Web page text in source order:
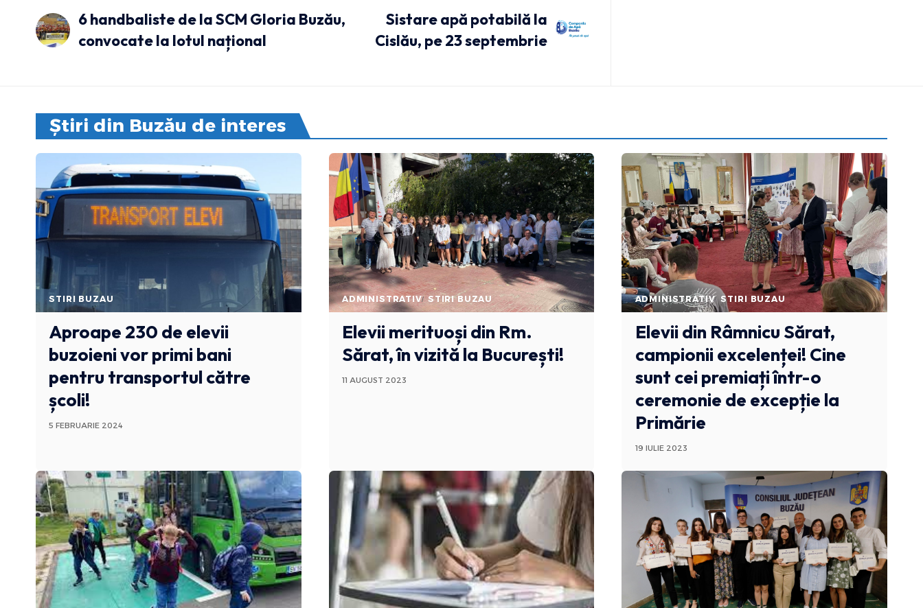
6 handbaliste de la SCM Gloria Buzău,
convocate la lotul național
Sistare apă potabilă la
Cislău, pe 23 septembrie
Știri din Buzău de interes
STIRI BUZAU
Aproape 230 de elevii
buzoieni vor primi bani
pentru transportul către
școli!
5 FEBRUARIE 2024
ADMINISTRATIV STIRI BUZAU
Elevii merituoși din Rm.
Sărat, în vizită la București!
11 AUGUST 2023
ADMINISTRATIV STIRI BUZAU
Elevii din Râmnicu Sărat,
campionii excelenței! Cine
sunt cei premiați într-o
ceremonie de excepție la
Primărie
19 IULIE 2023